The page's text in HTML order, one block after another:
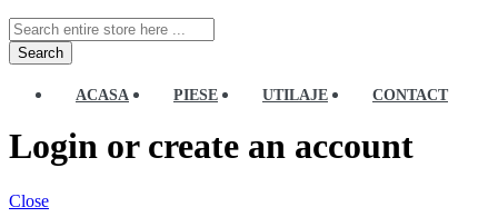
Search
ACASA PIESE UTILAJE CONTACT
Login or create an account
Close